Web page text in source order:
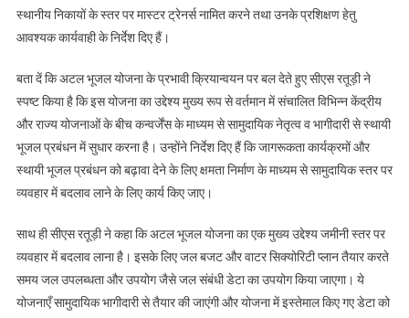
स्थानीय निकायों के स्तर पर मास्टर ट्रेनर्स नामित करने तथा उनके प्रशिक्षण हेतु
आवश्यक कार्यवाही के निर्देश दिए हैं।
बता दें कि अटल भूजल योजना के प्रभावी क्रियान्वयन पर बल देते हुए सीएस रतूड़ी ने
स्पष्ट किया है कि इस योजना का उद्देश्य मुख्य रूप से वर्तमान में संचालित विभिन्न केंद्रीय
और राज्य योजनाओं के बीच कन्वर्जेंस के माध्यम से सामुदायिक नेतृत्व व भागीदारी से स्थायी
भूजल प्रबंधन में सुधार करना है। उन्होंने निर्देश दिए हैं कि जागरूकता कार्यक्रमों और
स्थायी भूजल प्रबंधन को बढ़ावा देने के लिए क्षमता निर्माण के माध्यम से सामुदायिक स्तर पर
व्यवहार में बदलाव लाने के लिए कार्य किए जाए।
साथ ही सीएस रतूड़ी ने कहा कि अटल भूजल योजना का एक मुख्य उद्देश्य जमीनी स्तर पर
व्यवहार में बदलाव लाना है। इसके लिए जल बजट और वाटर सिक्योरिटी प्लान तैयार करते
समय जल उपलब्धता और उपयोग जैसे जल संबंधी डेटा का उपयोग किया जाएगा। ये
योजनाएँ सामुदायिक भागीदारी से तैयार की जाएंगी और योजना में इस्तेमाल किए गए डेटा को